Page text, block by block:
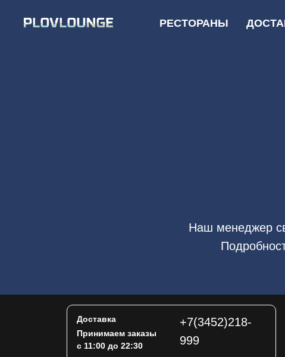
РЕСТОРАНЫ
Наш менеджер
+7(3452)218-
999
Принимаем заказы
с 11:00 до 22:30
Доставка